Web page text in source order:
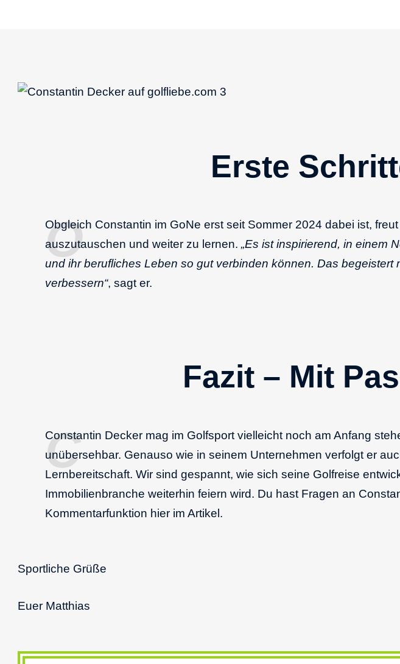
Erste
Obgleich Constantin im GoNe erst seit Sommer 2024 dabei ist,
auszutauschen und weiter zu lernen. „Es ist inspirierend, in einem
und ihr berufliches Leben so gut verbinden können. Das
verbessern“, sagt er.
Fazit – Mit
Constantin Decker mag im Golfsport vielleicht noch am Anfang
unübersehbar. Genauso wie in seinem Unternehmen verfolgt er
Lernbereitschaft. Wir sind gespannt, wie sich seine Golfreise
Immobilienbranche weiterhin feiern wird. Du hast Fragen an
Kommentarfunktion hier im Artikel.
Sportliche Grüße
Euer Matthias